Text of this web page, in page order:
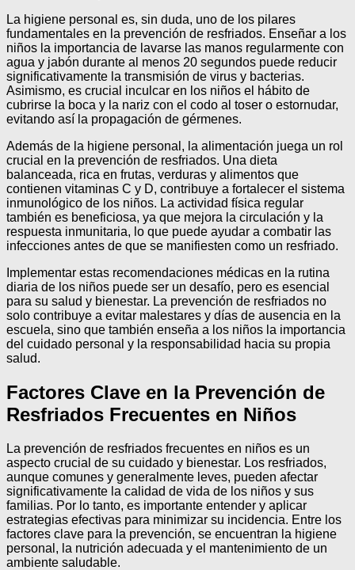
La higiene personal es, sin duda, uno de los pilares
fundamentales en la prevención de resfriados. Enseñar a los
niños la importancia de lavarse las manos regularmente con
agua y jabón durante al menos 20 segundos puede reducir
significativamente la transmisión de virus y bacterias.
Asimismo, es crucial inculcar en los niños el hábito de
cubrirse la boca y la nariz con el codo al toser o estornudar,
evitando así la propagación de gérmenes.
Además de la higiene personal, la alimentación juega un rol
crucial en la prevención de resfriados. Una dieta
balanceada, rica en frutas, verduras y alimentos que
contienen vitaminas C y D, contribuye a fortalecer el sistema
inmunológico de los niños. La actividad física regular
también es beneficiosa, ya que mejora la circulación y la
respuesta inmunitaria, lo que puede ayudar a combatir las
infecciones antes de que se manifiesten como un resfriado.
Implementar estas recomendaciones médicas en la rutina
diaria de los niños puede ser un desafío, pero es esencial
para su salud y bienestar. La prevención de resfriados no
solo contribuye a evitar malestares y días de ausencia en la
escuela, sino que también enseña a los niños la importancia
del cuidado personal y la responsabilidad hacia su propia
salud.
Factores Clave en la Prevención de
Resfriados Frecuentes en Niños
La prevención de resfriados frecuentes en niños es un
aspecto crucial de su cuidado y bienestar. Los resfriados,
aunque comunes y generalmente leves, pueden afectar
significativamente la calidad de vida de los niños y sus
familias. Por lo tanto, es importante entender y aplicar
estrategias efectivas para minimizar su incidencia. Entre los
factores clave para la prevención, se encuentran la higiene
personal, la nutrición adecuada y el mantenimiento de un
ambiente saludable.